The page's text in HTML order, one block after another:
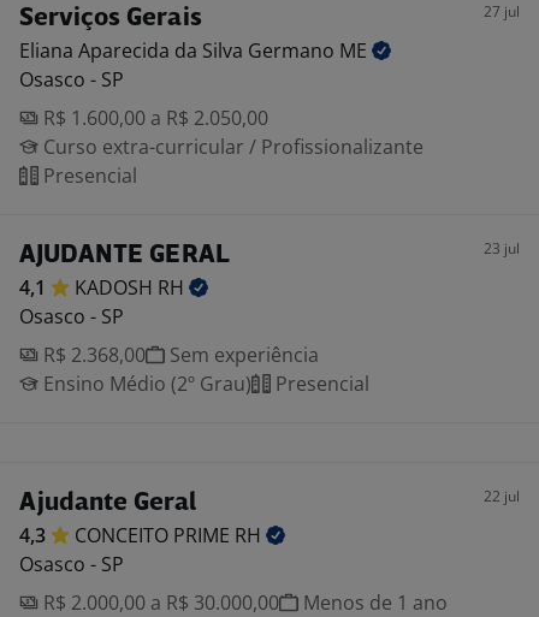
Serviços Gerais 27 jul
Eliana Aparecida da Silva Germano ME
Osasco - SP
R$ 1.600,00 a R$ 2.050,00
Curso extra-curricular / Profissionalizante
Presencial
AJUDANTE GERAL 23 jul
4,1 KADOSH RH
Osasco - SP
R$ 2.368,00
Sem experiência
Ensino Médio (2º Grau)
Presencial
Ajudante Geral 22 jul
4,3 CONCEITO PRIME RH
Osasco - SP
R$ 2.000,00 a R$ 30.000,00
Menos de 1 ano